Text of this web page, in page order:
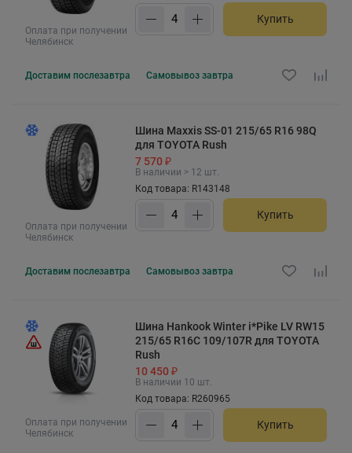
Оплата при получении
Челябинск
Купить
Доставим послезавтра Самовывоз завтра
Оплата при получении
Челябинск
Шина Maxxis SS-01 215/65 R16 98Q
для TOYOTA Rush
7 570 ₽
В наличии > 12 шт.
Код товара: R143148
Купить
Доставим послезавтра Самовывоз завтра
Оплата при получении
Челябинск
Шина Hankook Winter i*Pike LV RW15
215/65 R16C 109/107R для TOYOTA
Rush
10 450 ₽
В наличии 10 шт.
Код товара: R260965
Купить